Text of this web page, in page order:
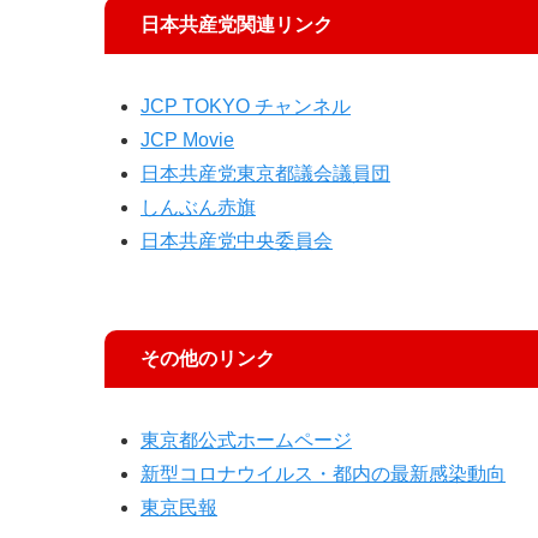
日本共産党関連リンク
JCP TOKYO チャンネル
JCP Movie
日本共産党東京都議会議員団
しんぶん赤旗
日本共産党中央委員会
その他のリンク
東京都公式ホームページ
新型コロナウイルス・都内の最新感染動向
東京民報